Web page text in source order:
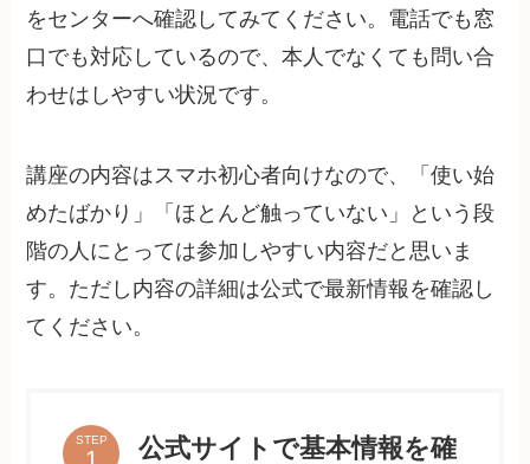
をセンターへ確認してみてください。電話でも窓
口でも対応しているので、本人でなくても問い合
わせはしやすい状況です。
講座の内容はスマホ初心者向けなので、「使い始
めたばかり」「ほとんど触っていない」という段
階の人にとっては参加しやすい内容だと思いま
す。ただし内容の詳細は公式で最新情報を確認し
てください。
STEP
公式サイトで基本情報を確